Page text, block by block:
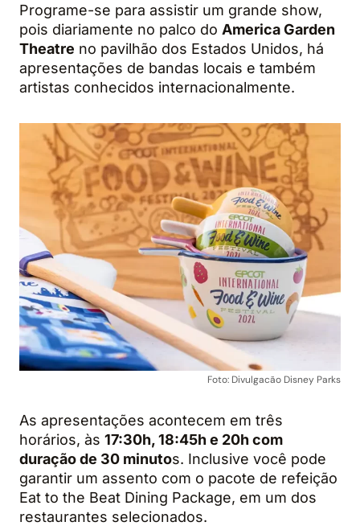
Programe-se para assistir um grande show,
pois diariamente no palco do America Garden
Theatre no pavilhão dos Estados Unidos, há
apresentações de bandas locais e também
artistas conhecidos internacionalmente.
Foto: Divulgacão Disney Parks
As apresentações acontecem em três
horários, às 17:30h, 18:45h e 20h com
duração de 30 minutos. Inclusive você pode
garantir um assento com o pacote de refeição
Eat to the Beat Dining Package, em um dos
restaurantes selecionados.